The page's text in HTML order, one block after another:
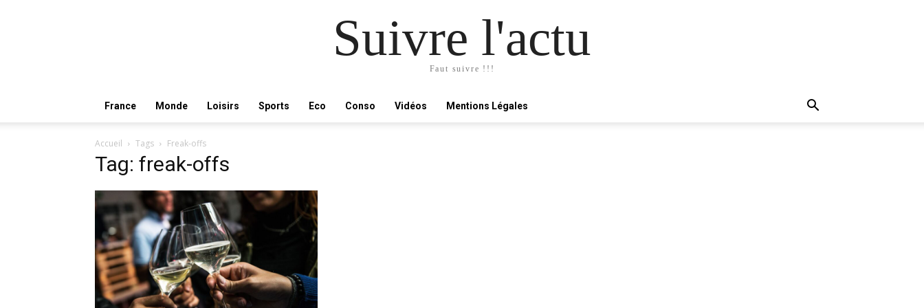
Suivre l'actu
Faut suivre !!!
France Monde Loisirs Sports Eco Conso Vidéos Mentions Légales
Accueil Tags Freak-offs
Tag: freak-offs